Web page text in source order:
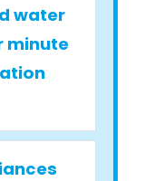
water
minute